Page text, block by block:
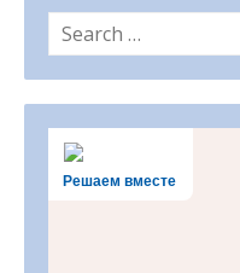
Search
for:
Решаем вместе